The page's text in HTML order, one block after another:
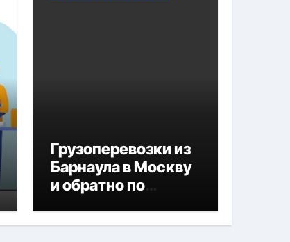
Грузоперевозки из
Барнаула в Москву
и обратно по
ценам